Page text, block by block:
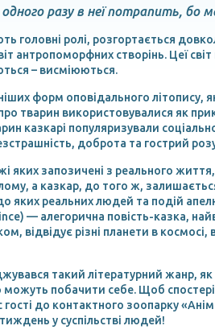
разу в неї потрапить, бо
головні ролі, розгортається
антропоморфних створінь. Цеї
– висміюються.
форм оповідального літопису, яке
про тварин використовувалися як
казкарі популяризували
доброта та гострий
яких запозичені з реального
а казкар, до того ж,
яких реальних людей та подій
— алегорична повість-казка,
відвідує різні планети в
такий літературний жанр,
побачити себе. Щоб
до контактного зоопарку
у суспільстві людей!